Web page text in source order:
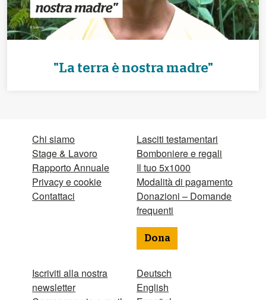
"La terra è nostra madre"
Chi siamo
Stage & Lavoro
Rapporto Annuale
Privacy e cookie
Contattaci
Iscriviti alla nostra
newsletter
Lasciti testamentari
Bomboniere e regali
Il tuo 5x1000
Modalità di pagamento
Donazioni – Domande
frequenti
Dona
Deutsch
English